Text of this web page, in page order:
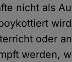
nicht als
oder
werden,